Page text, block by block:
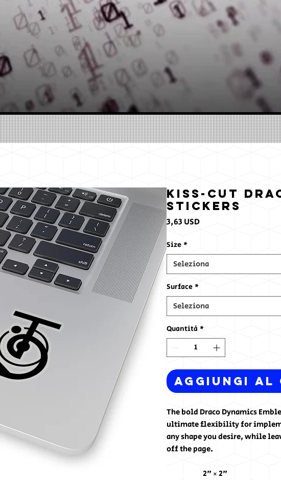
Kiss-Cut
Stickers
3,63 USDPrezzo
Size *
Seleziona
Surface *
Seleziona
Quantità *
Aggiungi
The bold Draco Dynamics
ultimate flexibility for
any shape you desire, while
off the page.
2" × 2"